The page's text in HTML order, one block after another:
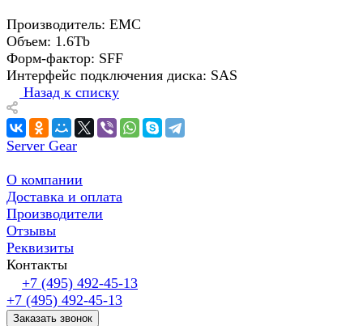
Производитель: EMC
Объем: 1.6Tb
Форм-фактор: SFF
Интерфейс подключения диска: SAS
Назад к списку
Server Gear
О компании
Доставка и оплата
Производители
Отзывы
Реквизиты
Контакты
+7 (495) 492-45-13
+7 (495) 492-45-13
Заказать звонок